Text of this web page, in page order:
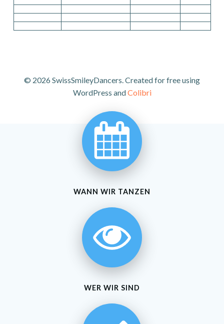
© 2026 SwissSmileyDancers. Created for free using
WordPress andColibri
WANN WIR TANZEN
WER WIR SIND